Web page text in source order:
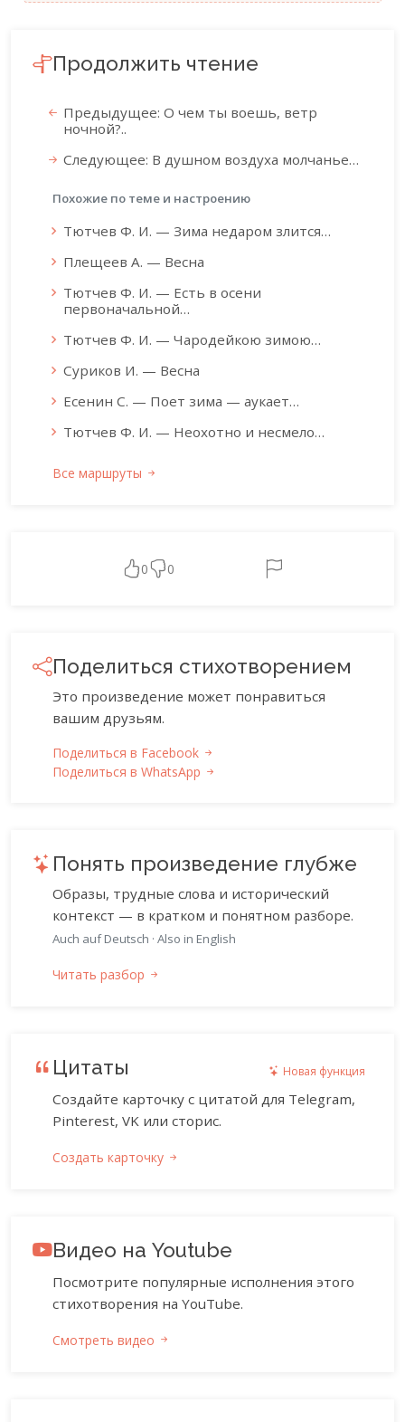
Продолжить чтение
Предыдущее: О чем ты воешь, ветр
ночной?..
Следующее: В душном воздуха молчанье…
Похожие по теме и настроению
Тютчев Ф. И. — Зима недаром злится…
Плещеев А. — Весна
Тютчев Ф. И. — Есть в осени
первоначальной…
Тютчев Ф. И. — Чародейкою зимою…
Суриков И. — Весна
Есенин С. — Поет зима — аукает…
Тютчев Ф. И. — Неохотно и несмело…
Все маршруты
0 0
Поделиться стихотворением
Это произведение может понравиться
вашим друзьям.
Поделиться в Facebook
Поделиться в WhatsApp
Понять произведение глубже
Образы, трудные слова и исторический
контекст — в кратком и понятном разборе.
Auch auf Deutsch · Also in English
Читать разбор
Цитаты Новая функция
Создайте карточку с цитатой для Telegram,
Pinterest, VK или сторис.
Создать карточку
Видео на Youtube
Посмотрите популярные исполнения этого
стихотворения на YouTube.
Смотреть видео